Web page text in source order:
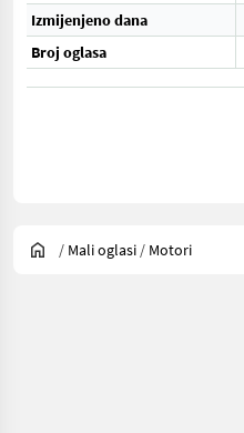
Izmijenjeno dana
Broj oglasa
/ Mali oglasi / Motori